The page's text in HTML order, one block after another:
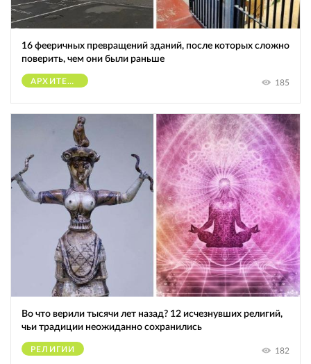
16 фееричных превращений зданий, после которых сложно
поверить, чем они были раньше
АРХИТЕКТУРА 185
Во что верили тысячи лет назад? 12 исчезнувших религий,
чьи традиции неожиданно сохранились
РЕЛИГИИ 182